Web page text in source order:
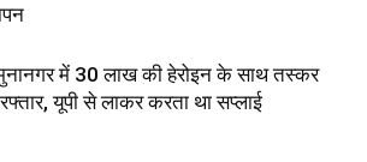
में 30 लाख की हेरोइन के साथ तस्कर
यूपी से लाकर करता था सप्लाई